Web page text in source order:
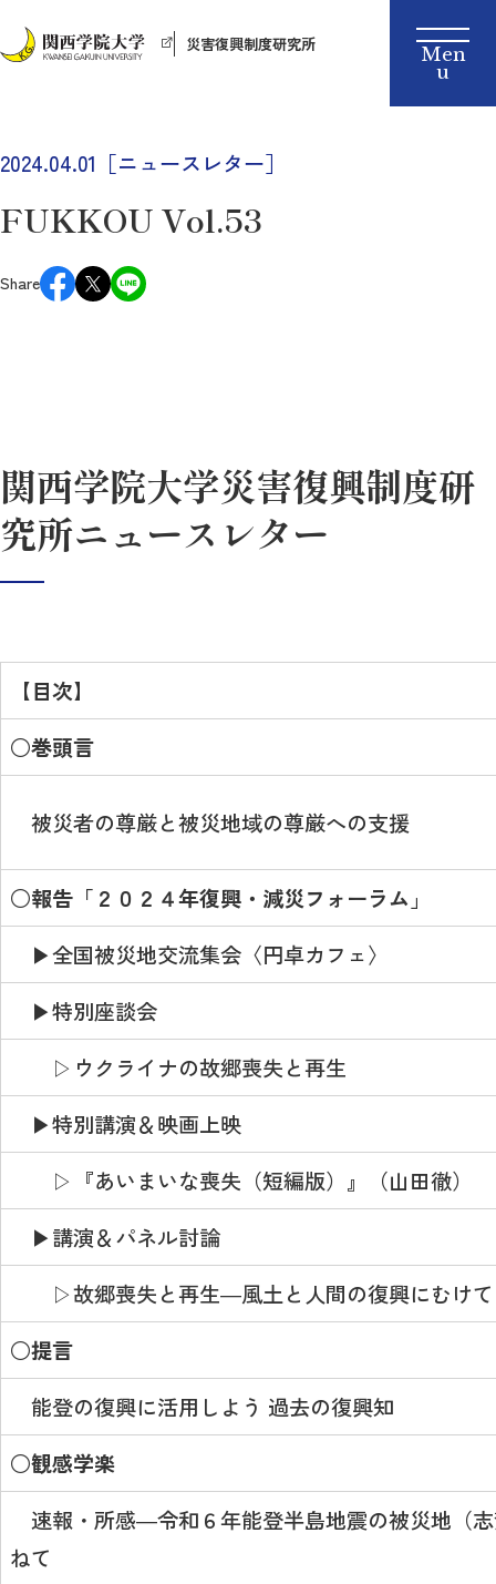
災害復興制度研究所
2024.04.01［ニュースレター］
FUKKOU Vol.53
Share
関西学院大学災害復興制度研
究所ニュースレター
【目次】
○巻頭言
被災者の尊厳と被災地域の尊厳への支援
○報告「２０２４年復興・減災フォーラム」
▶全国被災地交流集会〈円卓カフェ〉
▶特別座談会
▷ウクライナの故郷喪失と再生
▶特別講演＆映画上映
▷『あいまいな喪失（短編版）』（山田徹）
▶講演＆パネル討論
▷故郷喪失と再生―風土と人間の復興にむけて
○提言
能登の復興に活用しよう 過去の復興知
○観感学楽
速報・所感―令和６年能登半島地震の被災地（
ねて